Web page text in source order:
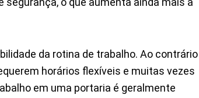
da rotina de trabalho. Ao contrário
horários flexíveis e muitas vezes
em uma portaria é geralmente